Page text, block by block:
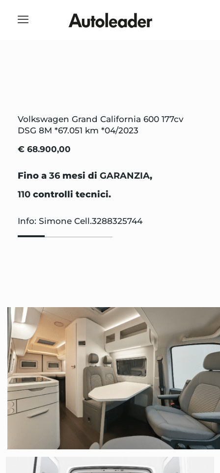
Volkswagen Grand California 600 177cv
DSG 8M *67.051 km *04/2023
€ 68.900,00
Fino a 36mesi di GARANZIA,
110controlli tecnici.
Info: Simone Cell.3288325744